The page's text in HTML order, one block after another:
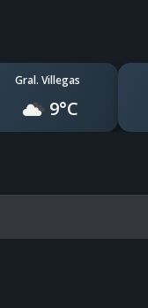
Gral. Villegas
9°C